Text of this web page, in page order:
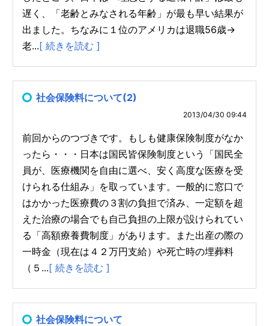
遅く、「老齢とみなされる年齢」が最も早い結果が
出ました。ちなみに１位のアメリカは退職56歳→
老...[ 続きを読む ]
社会保険料について(2)
2013/04/30 09:44
前回からのつづきです。もしも健康保険制度がなか
ったら・・・日本は国民皆保険制度という「国民全
員が、医療機関を自由に選べ、安く高度な医療を受
けられる仕組み」を取っています。一般的に窓口で
はかかった医療費の３割の負担で済み、一定額を超
えた治療の場合でも自己負担の上限が設けられてい
る「高額療養費制度」があります。また出産の際の
一時金（現在は４２万円支給）や死亡時の埋葬料
（５...[ 続きを読む ]
社会保険料について